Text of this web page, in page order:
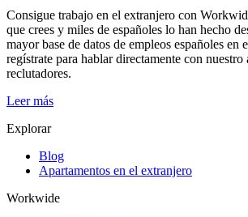
Consigue trabajo en el extranjero con
que crees y miles de españoles lo han hecho
mayor base de datos de empleos españoles en
regístrate para hablar directamente con nuestro
reclutadores.
Leer más
Explorar
Blog
Apartamentos en el extranjero
Workwide